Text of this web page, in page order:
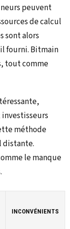
peuvent
de calcul
sont alors
fourni. Bitmain
tout comme
méthode
distante.
le manque
INCONVÉNIENTS